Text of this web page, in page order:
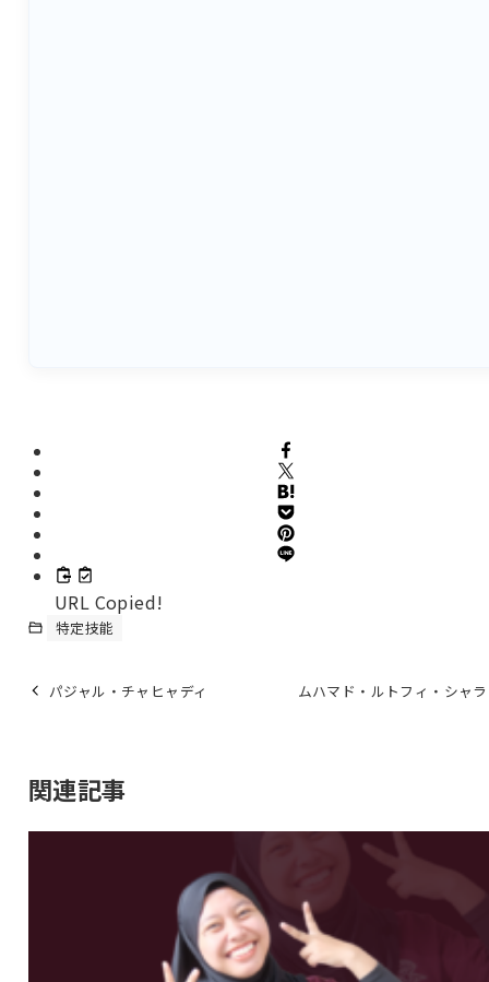
URL Copied!
特定技能
パジャル・チャヒャディ ムハマド・ルトフィ・シャ
関連記事